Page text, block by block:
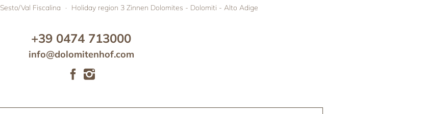
Sesto/Val Fiscalina · Holiday region 3 Zinnen Dolomites - Dolomiti - Alto Adige
+39 0474 713000
info@dolomitenhof.com